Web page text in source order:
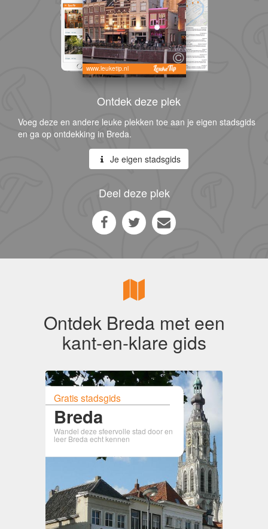
www.leuketip.nl
Ontdek deze plek
Voeg deze en andere leuke plekken toe aan je eigen stadsgids
en ga op ontdekking in Breda.
Je eigen stadsgids
Deel deze plek
Ontdek Breda met een
kant-en-klare gids
Gratis stadsgids
Breda
Wandel deze sfeervolle stad door en
leer Breda echt kennen